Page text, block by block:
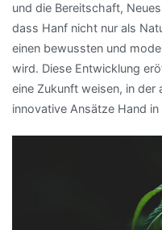
und die Bereitschaft,
dass Hanf nicht nur als
einen bewussten und
wird. Diese Entwicklung
eine Zukunft weisen, in der
innovative Ansätze Hand